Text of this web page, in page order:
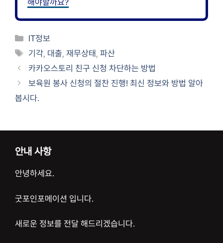
해야할까요?
카
테
리
IT정보
태
그
기각, 대출,재무상태 ,파산
카카오스토리 친구 신청 차단하는 방법
보육원 봉사 신청의 절찬 진행! 최신 정보와 방법 알아
봅시다.
안내 사항
안녕하세요.
굿포인포메이션 입니다.
새로운 정보를 전달 해드리겠습니다.